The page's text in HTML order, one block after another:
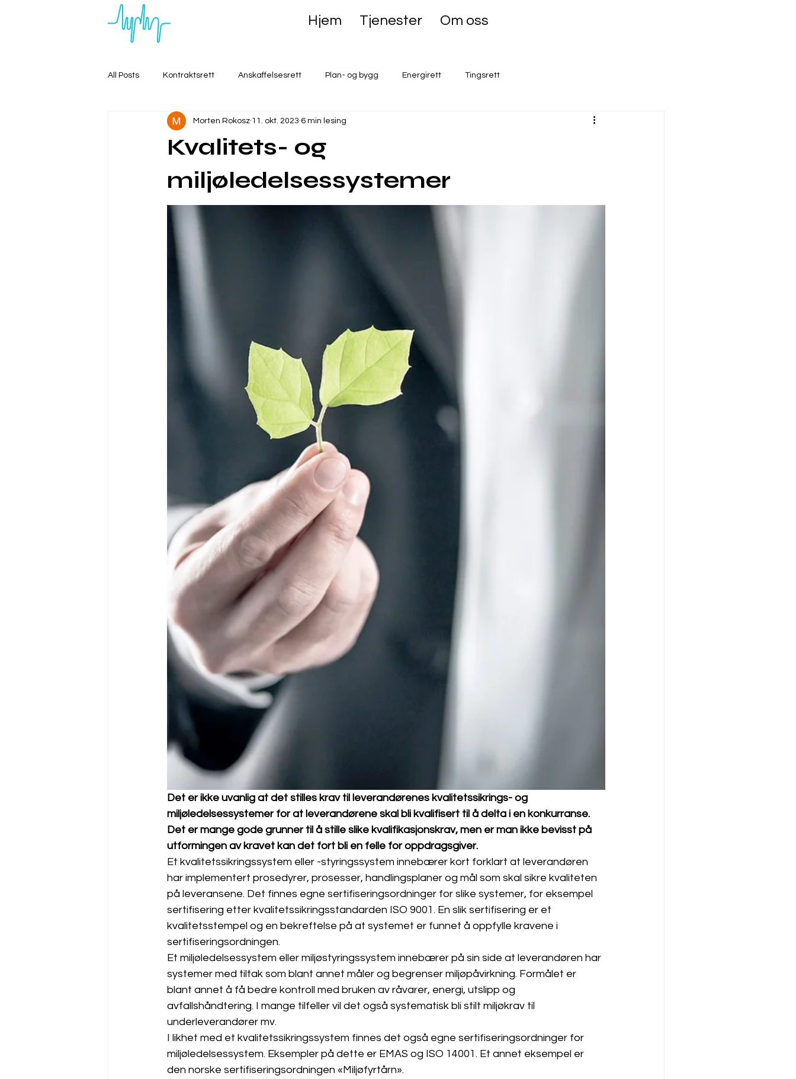
Hjem Tjenester Om oss
All Posts Kontraktsrett Anskaffelsesrett Plan- og bygg Energirett Tingsrett
Kvalitets- og
miljøledelsessystemer
Morten Rokosz 11. okt. 2023 6 min lesing
Det er ikke uvanlig at det stilles krav til leverandørenes kvalitetssikrings- og
miljøledelsessystemer for at leverandørene skal bli kvalifisert til å delta i en konkurranse.
Det er mange gode grunner til å stille slike kvalifikasjonskrav, men er man ikke bevisst på
utformingen av kravet kan det fort bli en felle for oppdragsgiver.
Et kvalitetssikringssystem eller -styringssystem innebærer kort forklart at leverandøren
har implementert prosedyrer, prosesser, handlingsplaner og mål som skal sikre kvaliteten
på leveransene. Det finnes egne sertifiseringsordninger for slike systemer, for eksempel
sertifisering etter kvalitetssikringsstandarden ISO 9001. En slik sertifisering er et
kvalitetsstempel og en bekreftelse på at systemet er funnet å oppfylle kravene i
sertifiseringsordningen.
Et miljøledelsessystem eller miljøstyringssystem innebærer på sin side at leverandøren har
systemer med tiltak som blant annet måler og begrenser miljøpåvirkning. Formålet er
blant annet å få bedre kontroll med bruken av råvarer, energi, utslipp og
avfallshåndtering. I mange tilfeller vil det også systematisk bli stilt miljøkrav til
underleverandører mv.
I likhet med et kvalitetssikringssystem finnes det også egne sertifiseringsordninger for
miljøledelsessystem. Eksempler på dette er EMAS og ISO 14001. Et annet eksempel er
den norske sertifiseringsordningen «Miljøfyrtårn».